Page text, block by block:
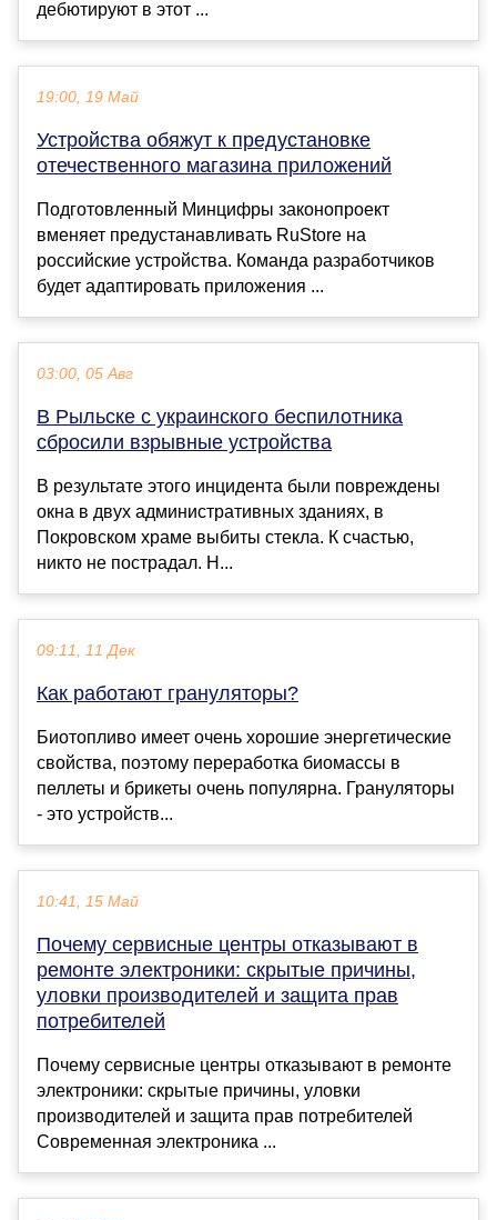
дебютируют в этот ...
19:00, 19 Май
Устройства обяжут к предустановке
отечественного магазина приложений
Подготовленный Минцифры законопроект
вменяет предустанавливать RuStore на
российские устройства. Команда разработчиков
будет адаптировать приложения ...
03:00, 05 Авг
В Рыльске с украинского беспилотника
сбросили взрывные устройства
В результате этого инцидента были повреждены
окна в двух административных зданиях, в
Покровском храме выбиты стекла. К счастью,
никто не пострадал. Н...
09:11, 11 Дек
Как работают грануляторы?
Биотопливо имеет очень хорошие энергетические
свойства, поэтому переработка биомассы в
пеллеты и брикеты очень популярна. Грануляторы
- это устройств...
10:41, 15 Май
Почему сервисные центры отказывают в
ремонте электроники: скрытые причины,
уловки производителей и защита прав
потребителей
Почему сервисные центры отказывают в ремонте
электроники: скрытые причины, уловки
производителей и защита прав потребителей
Современная электроника ...